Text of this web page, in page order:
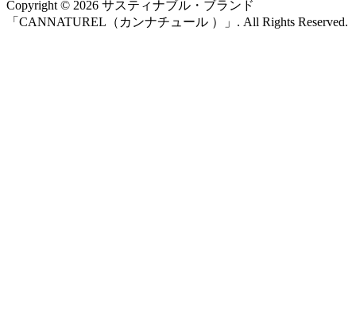
Copyright © 2026 サスティナブル・ブランド
「CANNATUREL（カンナチュール ）」. All Rights Reserved.